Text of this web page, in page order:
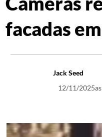
facadas
Jack Seed
12/11/2025